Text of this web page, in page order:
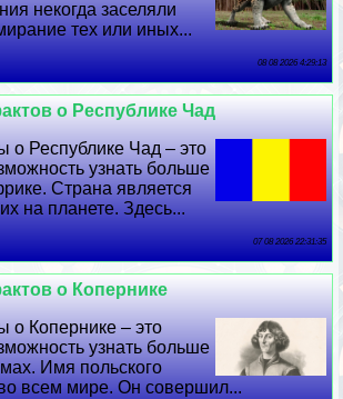
некогда заселяли
тех или иных...
08 08 2026 4:29:13
о Республике Чад
о Республике Чад – это
узнать больше
Страна является
на планете. Здесь...
07 08 2026 22:31:35
о Копернике
о Копернике – это
узнать больше
Имя польского
всем мире. Он совершил...